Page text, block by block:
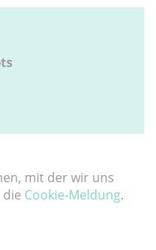
mit der wir uns
Cookie-Meldung.